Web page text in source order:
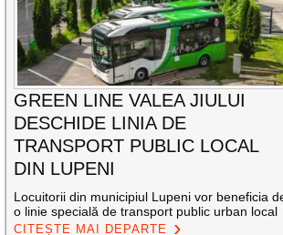
GREEN LINE VALEA JIULUI
DESCHIDE LINIA DE
TRANSPORT PUBLIC LOCAL
DIN LUPENI
Locuitorii din municipiul Lupeni vor beneficia
o linie specială de transport public urban local
CITEȘTE MAI DEPARTE